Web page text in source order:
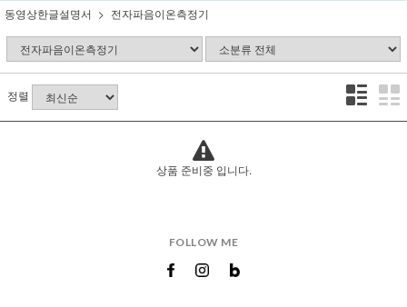
동영상한글설명서 전자파음이온측정기
정렬
상품 준비중 입니다.
FOLLOW ME